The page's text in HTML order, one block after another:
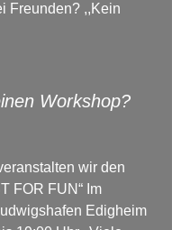
Freunden? ,,Kein
Workshop?
wir den
FOR FUN“ Im
Edigheim